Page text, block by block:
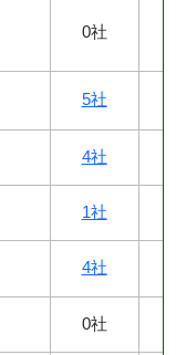
0社
5社
4社
1社
4社
0社